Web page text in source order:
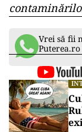
Vrei să fii